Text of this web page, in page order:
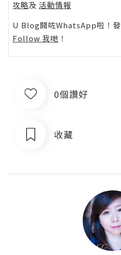
攻略及 活動情報
U Blog開咗WhatsApp啦！發
Follow 我哋 ！
0個讚好
收藏